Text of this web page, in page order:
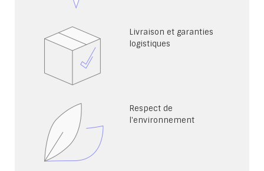
Livraison et garanties
logistiques
Respect de
l'environnement